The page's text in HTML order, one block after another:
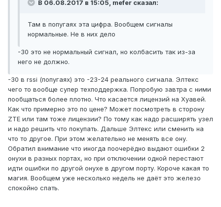
В 06.08.2017 в 15:05, mefer сказал:
Там в попугаях эта цифра. Вообщем сигналы
нормальные. Не в них дело
-30 это не нормальный сигнал, но колбасить так из-за
него не должно.
-30 в rssi (попугаях) это -23-24 реального сигнала. Элтекс
чего то вообще супер техподдержка. Попробую завтра с ними
пообщаться более плотно. Что касается лицензий на Хуавей.
Как что примерно это по цене? Может посмотреть в сторону
ZTE или там тоже лицензии? По тому как надо расширять узел
и надо решить что покупать. Дальше Элтекс или сменить на
что то другое. При этом желательно не менять все ону.
Обратил внимание что иногда поочерёдно выдают ошибки 2
онухи в разных портах, но при отключении одной перестают
идти ошибки по другой онухе в другом порту. Короче какая то
магия. Вообщем уже несколько недель не даёт это железо
спокойно спать.